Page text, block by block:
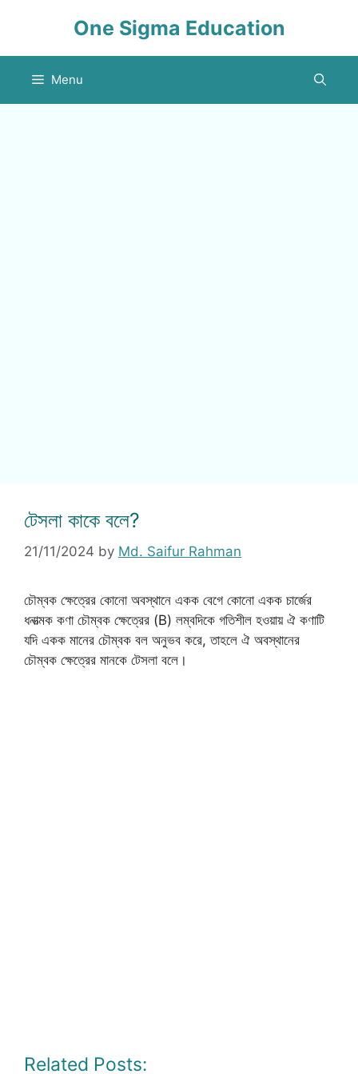
One Sigma Education
Menu
টেসলা কাকে বলে?
21/11/2024 by Md. Saifur Rahman
চৌম্বক ক্ষেত্রের কোনো অবস্থানে একক বেগে কোনো একক চার্জের
ধনাত্মক কণা চৌম্বক ক্ষেত্রের (B) লম্বদিকে গতিশীল হওয়ায় ঐ কণাটি
যদি একক মানের চৌম্বক বল অনুভব করে, তাহলে ঐ অবস্থানের
চৌম্বক ক্ষেত্রের মানকে টেসলা বলে।
Related Posts: